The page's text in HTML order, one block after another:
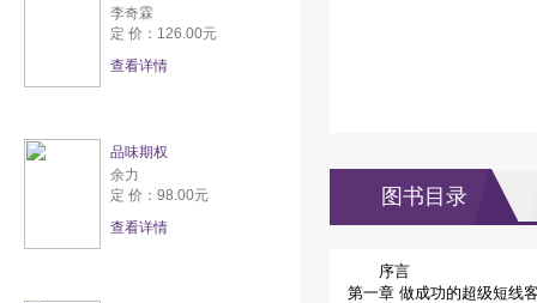
李奇霖
定 价：126.00元
查看详情
品味期权
余力
定 价：98.00元
查看详情
图书目录
序言
第一章 做成功的超级短线